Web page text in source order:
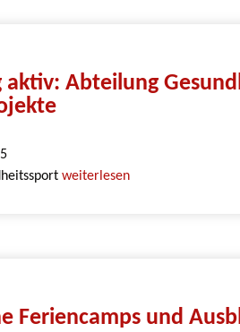
aktiv: Abteilung
weiterlesen
Feriencamps und